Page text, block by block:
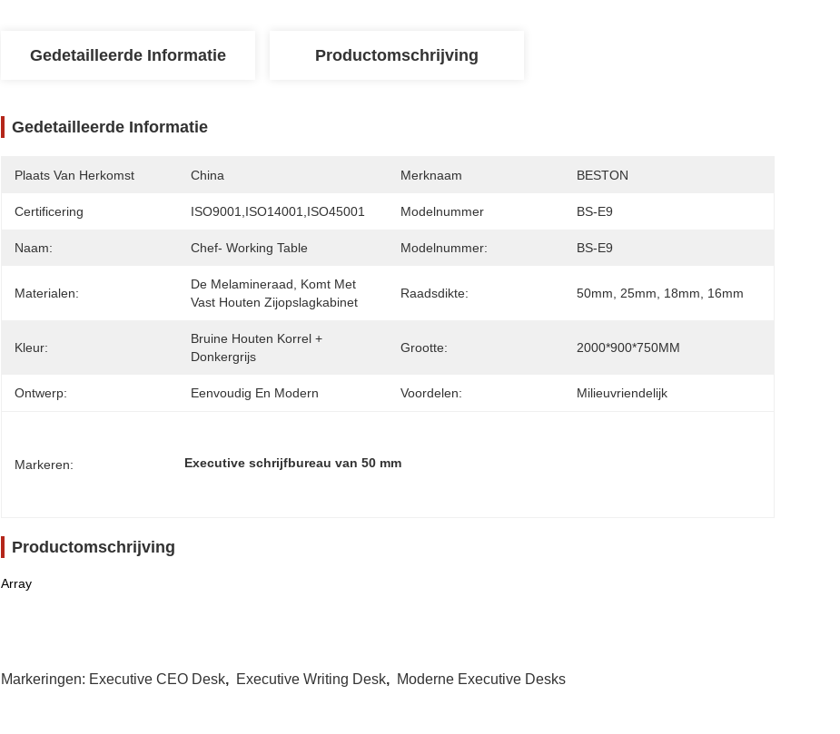
Gedetailleerde Informatie Productomschrijving
Gedetailleerde Informatie
Plaats Van Herkomst China Merknaam BESTON
Certificering ISO9001,ISO14001,ISO45001 Modelnummer BS-E9
Naam: Chef- Working Table Modelnummer: BS-E9
Materialen:
De Melamineraad, Komt Met
Vast Houten Zijopslagkabinet
Raadsdikte: 50mm, 25mm, 18mm, 16mm
Kleur:
Bruine Houten Korrel +
Donkergrijs
Grootte: 2000*900*750MM
Ontwerp: Eenvoudig En Modern Voordelen: Milieuvriendelijk
Markeren: Executive schrijfbureau van 50 mm
Productomschrijving
Array
Markeringen: Executive CEO Desk, Executive Writing Desk, Moderne Executive Desks